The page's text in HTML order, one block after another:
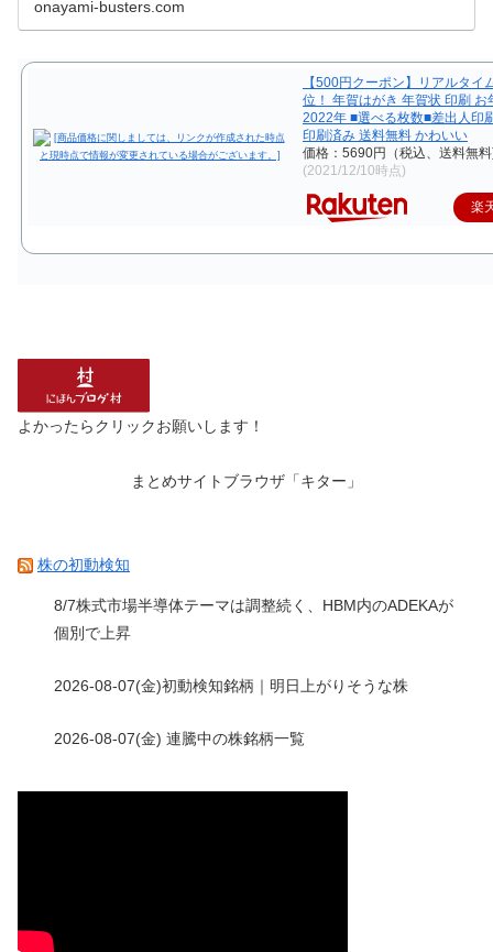
onayami-busters.com
【500円クーポン】リアルタイ
位！ 年賀はがき 年賀状 印刷 お
2022年 ■選べる枚数■差出人印
印刷済み 送料無料 かわいい
価格：5690円（税込、送料無
(2021/12/10時点)
楽
よかったらクリックお願いします！
まとめサイトブラウザ「キター」
株の初動検知
8/7株式市場半導体テーマは調整続く、HBM内のADEKAが
個別で上昇
2026-08-07(金)初動検知銘柄｜明日上がりそうな株
2026-08-07(金) 連騰中の株銘柄一覧